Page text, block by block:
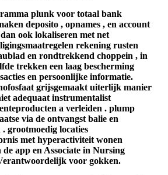
plunk voor totaal bank
deposito , opnames , en account
ook lokaliseren met net
rekening rusten
en rondtrekkend choppein , in
trekken een laag bescherming
en persoonlijke informatie.
grijsgemaakt uiterlijk manier
adequaat instrumentalist
a verleiden . plump
via de ontvangst balie en
grootmoedig locaties
met hyperactiviteit wonen
app en Associate in Nursing
voor gokken.